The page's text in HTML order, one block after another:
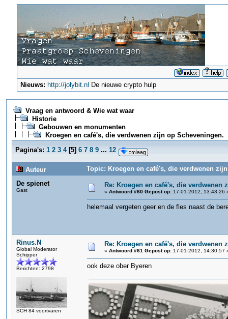
Nieuws: http://jolybit.nl De nieuwe crypto hulp
Vraag en antwoord & Wie wat waar
Historie
Gebouwen en monumenten
Kroegen en café's, die verdwenen zijn op Scheveningen.
Pagina's: 1 2 3 4[5] 6 7 8 9 ... 12
Auteur
Topic: Kroegen en café's, die verdwenen
De spienet
Gast
Re: Kroegen en café's, die verdwenen
« Antwoord #60 Gepost op: 17-01-2012, 13:43:26
helemaal vergeten geer en de fles naast de
Rinus.N
Global Moderator
Schipper
Berichten: 2798
SCH 84 voortvaren
Re: Kroegen en café's, die verdwenen
« Antwoord #61 Gepost op: 17-01-2012, 14:30:57
ook deze ober Byeren